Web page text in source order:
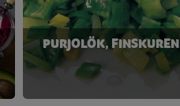
PURJOLÖK, FINSKUREN